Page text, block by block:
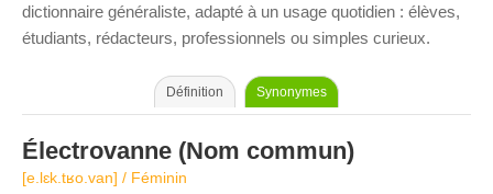
dictionnaire généraliste, adapté à un usage quotidien : élèves,
étudiants, rédacteurs, professionnels ou simples curieux.
Définition Synonymes
Électrovanne (Nom commun)
[e.lɛk.tʁo.van] / Féminin